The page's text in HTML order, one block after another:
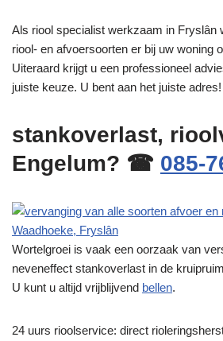
Als riool specialist werkzaam in Fryslân
riool- en afvoersoorten er bij uw woning
Uiteraard krijgt u een professioneel
juiste keuze. U bent aan het juiste adres!
stankoverlast,
Engelum? ☎ 085-
Wortelgroei is vaak een oorzaak van
neveneffect stankoverlast in de
U kunt u altijd vrijblijvend bellen.
24 uurs rioolservice: direct